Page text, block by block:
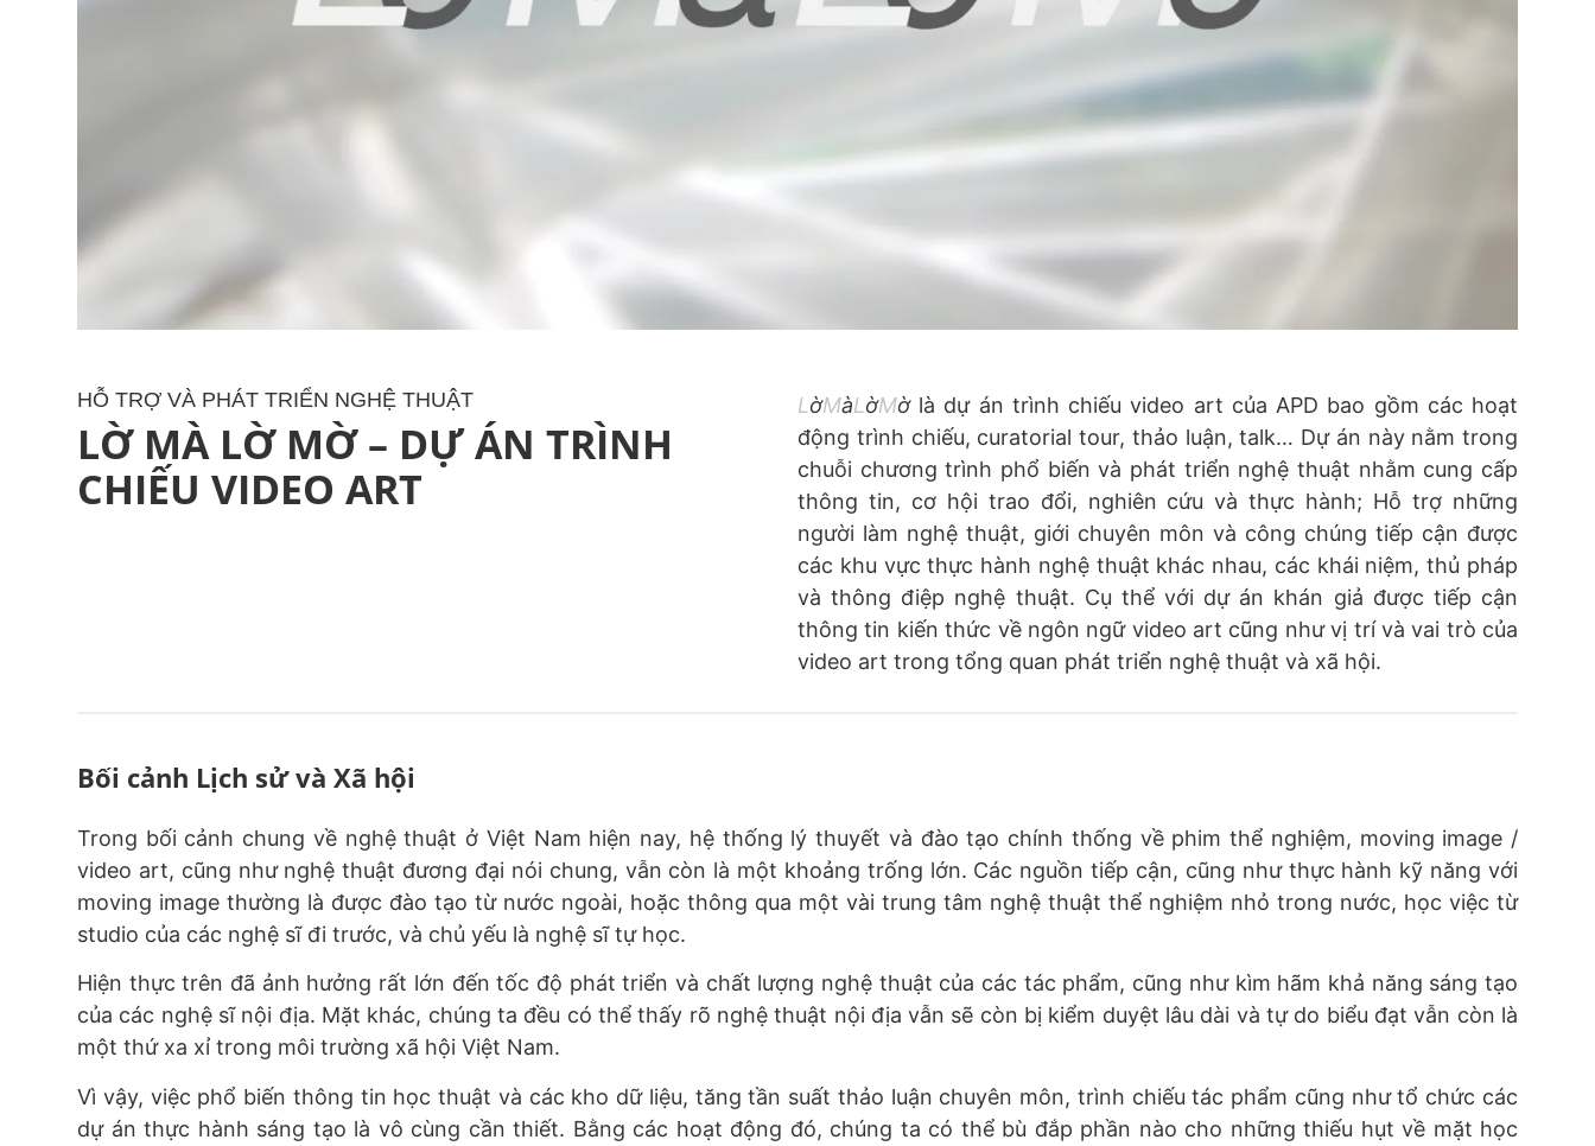
HỖ TRỢ VÀ PHÁT TRIỂN NGHỆ THUẬT
LỜ MÀ LỜ MỜ – DỰ ÁN TRÌNH
CHIẾU VIDEO ART
LờMàLờMờlà dự án trình chiếu video art của APD bao gồm các hoạt
động trình chiếu, curatorial tour, thảo luận, talk… Dự án này nằm trong
chuỗi chương trình phổ biến và phát triển nghệ thuật nhằm cung cấp
thông tin, cơ hội trao đổi, nghiên cứu và thực hành; Hỗ trợ những
người làm nghệ thuật, giới chuyên môn và công chúng tiếp cận được
các khu vực thực hành nghệ thuật khác nhau, các khái niệm, thủ pháp
và thông điệp nghệ thuật. Cụ thể với dự án khán giả được tiếp cận
thông tin kiến thức về ngôn ngữ video art cũng như vị trí và vai trò của
video art trong tổng quan phát triển nghệ thuật và xã hội.
Bối cảnh Lịch sử và Xã hội
Trong bối cảnh chung về nghệ thuật ở Việt Nam hiện nay, hệ thống lý thuyết và đào tạo chính thống về phim thể nghiệm, moving image /
video art, cũng như nghệ thuật đương đại nói chung, vẫn còn là một khoảng trống lớn. Các nguồn tiếp cận, cũng như thực hành kỹ năng với
moving image thường là được đào tạo từ nước ngoài, hoặc thông qua một vài trung tâm nghệ thuật thể nghiệm nhỏ trong nước, học việc từ
studio của các nghệ sĩ đi trước, và chủ yếu là nghệ sĩ tự học.
Hiện thực trên đã ảnh hưởng rất lớn đến tốc độ phát triển và chất lượng nghệ thuật của các tác phẩm, cũng như kìm hãm khả năng sáng tạo
của các nghệ sĩ nội địa. Mặt khác, chúng ta đều có thể thấy rõ nghệ thuật nội địa vẫn sẽ còn bị kiểm duyệt lâu dài và tự do biểu đạt vẫn còn là
một thứ xa xỉ trong môi trường xã hội Việt Nam.
Vì vậy, việc phổ biến thông tin học thuật và các kho dữ liệu, tăng tần suất thảo luận chuyên môn, trình chiếu tác phẩm cũng như tổ chức các
dự án thực hành sáng tạo là vô cùng cần thiết. Bằng các hoạt động đó, chúng ta có thể bù đắp phần nào cho những thiếu hụt về mặt học